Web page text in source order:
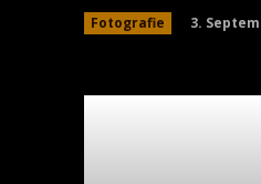
Fotografie 3.